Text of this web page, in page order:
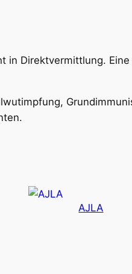
in Direktvermittlung.
AJLA